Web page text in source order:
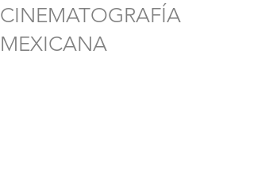
CINEMATOGRAFÍA
MEXICANA